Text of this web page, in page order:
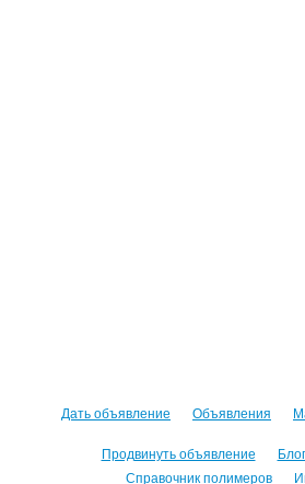
Дать объявление Объявления
Продвинуть объявление
Справочник полимеров